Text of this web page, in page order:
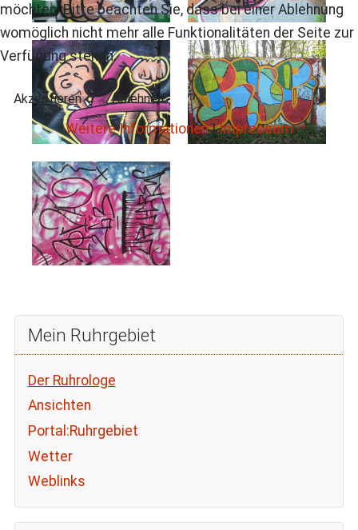
Mein Ruhrgebiet
Der Ruhrologe
Ansichten
Portal:Ruhrgebiet
Wetter
Weblinks
möchten. Bitte beachten Sie, dass bei einer Ablehnung
womöglich nicht mehr alle Funktionalitäten der Seite zur
Verfügung stehen.
Akzeptieren Ablehnen
Weitere Informationen|Impressum